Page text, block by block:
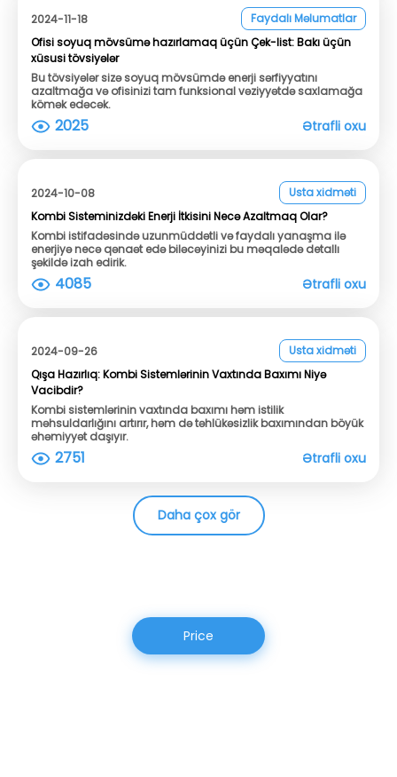
2024-11-18
Faydalı Məlumatlar
Ofisi soyuq mövsümə hazırlamaq üçün Çek-list: Bakı üçün
xüsusi tövsiyələr
Bu tövsiyələr sizə soyuq mövsümdə enerji sərfiyyatını
azaltmağa və ofisinizi tam funksional vəziyyətdə saxlamağa
kömək edəcək.
2025 Ətrafli oxu
2024-10-08
Usta xidməti
Kombi Sisteminizdəki Enerji İtkisini Necə Azaltmaq Olar?
Kombi istifadəsində uzunmüddətli və faydalı yanaşma ilə
enerjiyə necə qənaət edə biləcəyinizi bu məqalədə detallı
şəkildə izah edirik.
4085 Ətrafli oxu
2024-09-26
Usta xidməti
Qışa Hazırlıq: Kombi Sistemlərinin Vaxtında Baxımı Niyə
Vacibdir?
Kombi sistemlərinin vaxtında baxımı həm istilik
məhsuldarlığını artırır, həm də təhlükəsizlik baxımından böyük
əhəmiyyət daşıyır.
2751 Ətrafli oxu
Daha çox gör
Price